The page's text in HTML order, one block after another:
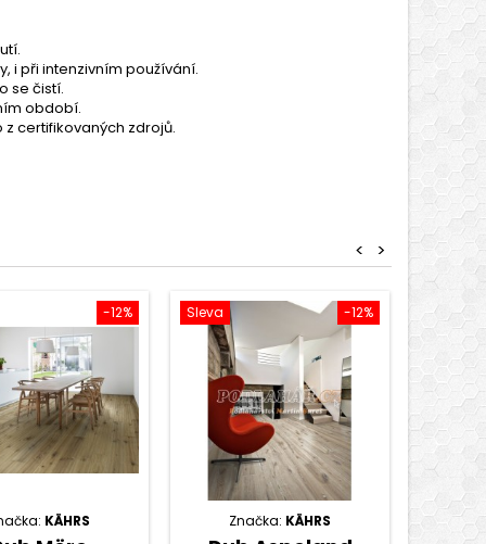
i při intenzivním používání.
se čistí.
období.
certifikovaných zdrojů.
>
<
-12%
KÄHRS
-12%
Sleva
Značka: KÄHRS
Sleva